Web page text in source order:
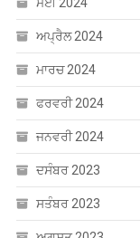
ਸਤੰਬਰ 2023
ਅਗਸਤ 2023
CATEGORIES
Uncategorized
ਐਜੂਕੇਸ਼ਨ
ਸੰਸਾਰ